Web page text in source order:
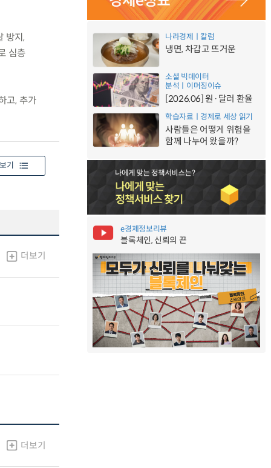
방지,
심층
고, 추가
기
더보기
더보기
나라경제ㅣ칼럼
냉면, 차갑고 뜨거운
소셜 빅데이터
분석ㅣ이머징이슈
[2026.06] 원·달러 환율
학습자료ㅣ경제로 세상 읽기
사람들은 어떻게 위험을
함께 나누어 왔을까?
e경제정보리뷰
블록체인, 신뢰의 끈